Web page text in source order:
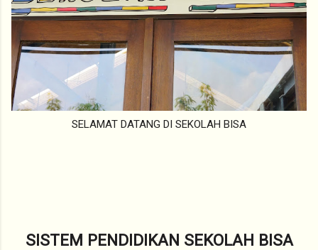
SELAMAT DATANG DI SEKOLAH BISA
SISTEM PENDIDIKAN SEKOLAH BISA